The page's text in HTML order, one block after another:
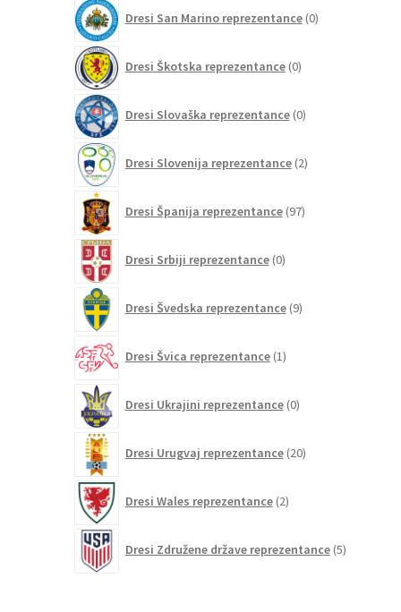
Dresi San Marino reprezentance 0izdelkov
Dresi Škotska reprezentance 0izdelkov
Dresi Slovaška reprezentance 0izdelkov
Dresi Slovenija reprezentance 2izdelka
Dresi Španija reprezentance 97izdelkov
Dresi Srbiji reprezentance 0izdelkov
Dresi Švedska reprezentance 9izdelkov
Dresi Švica reprezentance 1izdelek
Dresi Ukrajini reprezentance 0izdelkov
Dresi Urugvaj reprezentance 20izdelkov
Dresi Wales reprezentance 2izdelka
Dresi Združene države reprezentance 5izdelkov